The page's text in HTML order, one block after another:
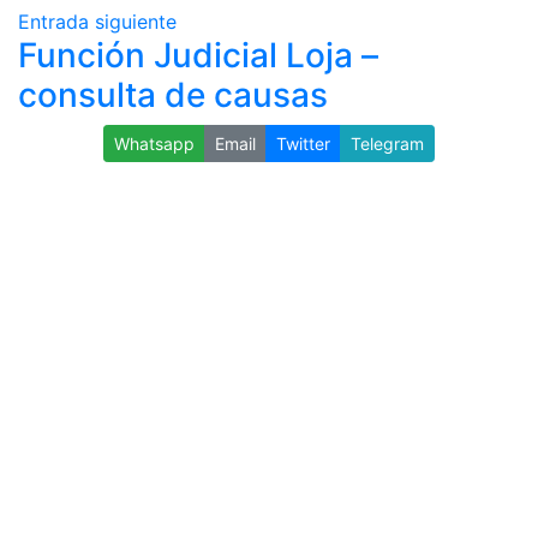
Entrada siguiente
Función Judicial Loja –
consulta de causas
Whatsapp Email Twitter Telegram